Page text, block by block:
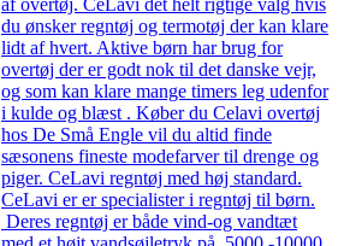
du ønsker regntøj og termotøj der kan klare
lidt af hvert. Aktive børn har brug for
overtøj der er godt nok til det danske vejr,
og som kan klare mange timers leg udenfor
i kulde og blæst . Køber du Celavi overtøj
hos De Små Engle vil du altid finde
sæsonens fineste modefarver til drenge og
piger. CeLavi regntøj med høj standard.
CeLavi er er specialister i regntøj til børn.
Deres regntøj er både vind-og vandtæt